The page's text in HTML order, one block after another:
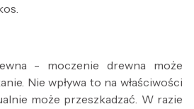
- moczenie drewna może
Nie wpływa to na właściwości
może przeszkadzać. W razie